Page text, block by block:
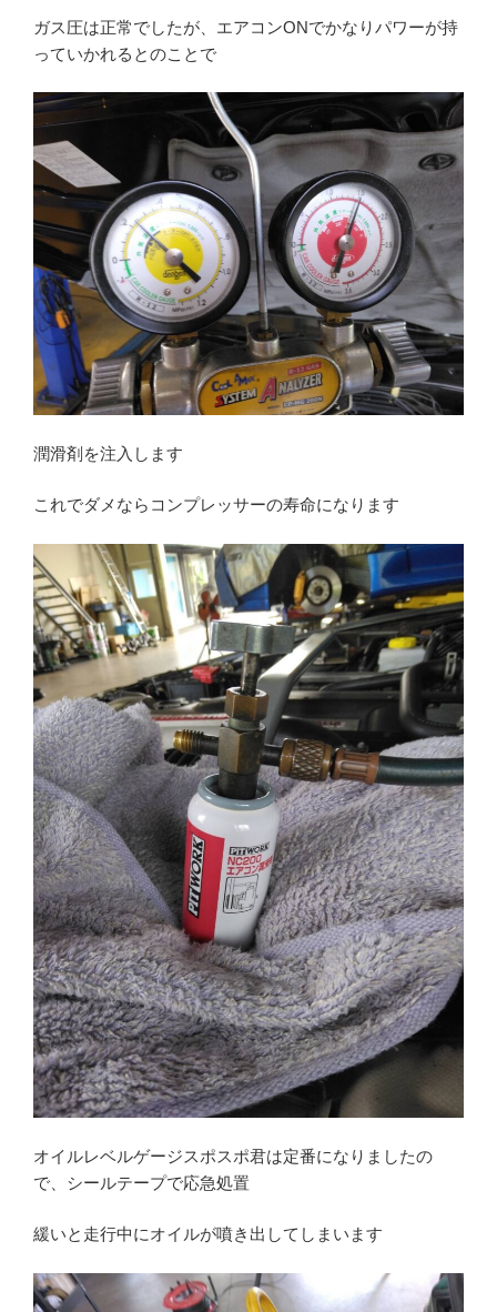
ガス圧は正常でしたが、エアコンONでかなりパワーが持
っていかれるとのことで
潤滑剤を注入します
これでダメならコンプレッサーの寿命になります
オイルレベルゲージスポスポ君は定番になりましたの
で、シールテープで応急処置
緩いと走行中にオイルが噴き出してしまいます